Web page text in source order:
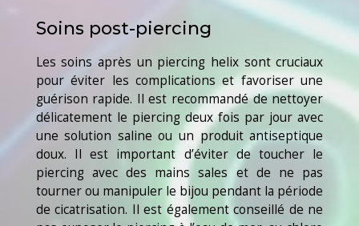
Soins post-piercing
Les soins après un piercing helix sont cruciaux
pour éviter les complications et favoriser une
guérison rapide. Il est recommandé de nettoyer
délicatement le piercing deux fois par jour avec
une solution saline ou un produit antiseptique
doux. Il est important d’éviter de toucher le
piercing avec des mains sales et de ne pas
tourner ou manipuler le bijou pendant la période
de cicatrisation. Il est également conseillé de ne